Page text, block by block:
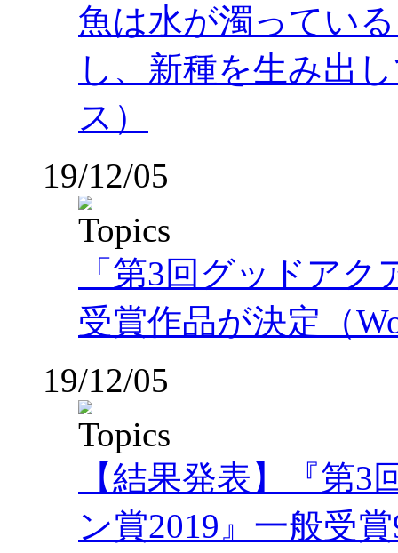
魚は水が濁ってい
し、新種を生み出
ス）
19/12/05
「第3回グッドア
受賞作品が決定（
19/12/05
【結果発表】『第
ン賞2019』一般受